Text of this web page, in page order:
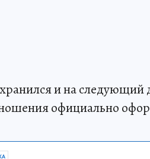
и на следующий
официально